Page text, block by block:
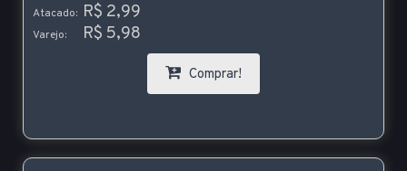
Atacado: R$ 2,99
Varejo: R$ 5,98
Comprar!